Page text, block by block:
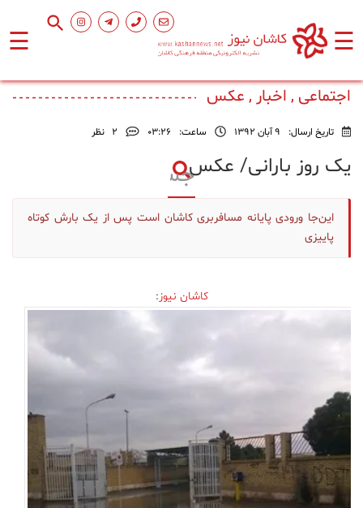
☰ ☰
اصلی
فرهنگ
زیست
علم
و
فناوری
عکس
اجتماعی , اخبار , عکس
تاریخ ارسال: 9 آبان 1392 ساعت: ۰۳:۲۶ 2 نظر
یک روز بارانی/ عکس
این‌جا ورودی پایانه مسافربری کاشان است پس از یک بارش کوتاه
پاییزی
کاشان نیوز :